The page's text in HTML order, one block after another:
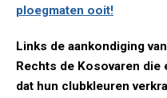
ploegmaten ooit!
Links de aankondiging
Rechts de Kosovaren
dat hun clubkleuren